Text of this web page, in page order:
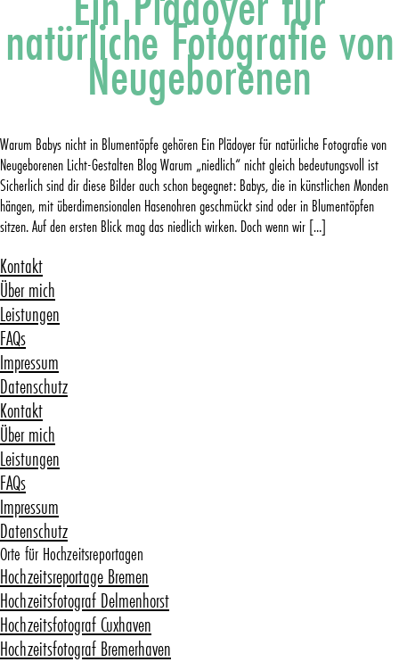
natürliche Fotografie von
Neugeborenen
Warum Babys nicht in Blumentöpfe gehören Ein Plädoyer für natürliche Fotografie von
Neugeborenen Licht-Gestalten Blog Warum „niedlich“ nicht gleich bedeutungsvoll ist
Sicherlich sind dir diese Bilder auch schon begegnet: Babys, die in künstlichen Monden
hängen, mit überdimensionalen Hasenohren geschmückt sind oder in Blumentöpfen
sitzen. Auf den ersten Blick mag das niedlich wirken. Doch wenn wir […]
Kontakt
Über mich
Leistungen
FAQs
Impressum
Datenschutz
Kontakt
Über mich
Leistungen
FAQs
Impressum
Datenschutz
Orte für Hochzeitsreportagen
Hochzeitsreportage Bremen
Hochzeitsfotograf Delmenhorst
Hochzeitsfotograf Cuxhaven
Hochzeitsfotograf Bremerhaven